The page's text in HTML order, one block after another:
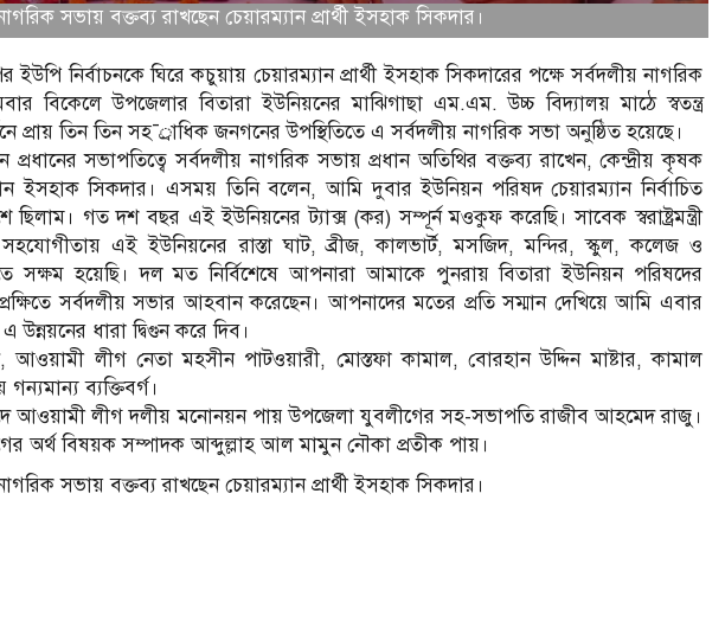
সভায় বক্তব্য রাখছেন চেয়ারম্যান প্রার্থী ইসহাক সিকদার।
নির্বাচনকে ঘিরে কচুয়ায় চেয়ারম্যান প্রার্থী ইসহাক সিকদারের পক্ষে সর্বদলীয় নাগরিক
বিকেলে উপজেলার বিতারা ইউনিয়নের মাঝিগাছা এম.এম. উচ্চ বিদ্যালয় মাঠে স্বতন্ত্র
প্রায় তিন তিন সহ¯্রাধিক জনগনের উপস্থিতিতে এ সর্বদলীয় নাগরিক সভা অনুষ্ঠিত হয়েছে।
সভাপতিত্বে সর্বদলীয় নাগরিক সভায় প্রধান অতিথির বক্তব্য রাখেন, কেন্দ্রীয় কৃষক
ইসহাক সিকদার। এসময় তিনি বলেন, আমি দুবার ইউনিয়ন পরিষদ চেয়ারম্যান নির্বাচিত
গত দশ বছর এই ইউনিয়নের ট্যাক্স (কর) সম্পূর্ন মওকুফ করেছি। সাবেক স্বরাষ্ট্রমন্ত্রী
এই ইউনিয়নের রাস্তা ঘাট, ব্রীজ, কালভার্ট, মসজিদ, মন্দির, স্কুল, কলেজ ও
সক্ষম হয়েছি। দল মত নির্বিশেষে আপনারা আমাকে পুনরায় বিতারা ইউনিয়ন পরিষদের
সর্বদলীয় সভার আহবান করেছেন। আপনাদের মতের প্রতি সম্মান দেখিয়ে আমি এবার
উন্নয়নের ধারা দ্বিগুন করে দিব।
আওয়ামী লীগ নেতা মহসীন পাটওয়ারী, মোস্তফা কামাল, বোরহান উদ্দিন মাষ্টার, কামাল
ব্যক্তিবর্গ।
পদে আওয়ামী লীগ দলীয় মনোনয়ন পায় উপজেলা যুবলীগের সহ-সভাপতি রাজীব আহমেদ রাজু।
অর্থ বিষয়ক সম্পাদক আব্দুল্লাহ আল মামুন নৌকা প্রতীক পায়।
সভায় বক্তব্য রাখছেন চেয়ারম্যান প্রার্থী ইসহাক সিকদার।